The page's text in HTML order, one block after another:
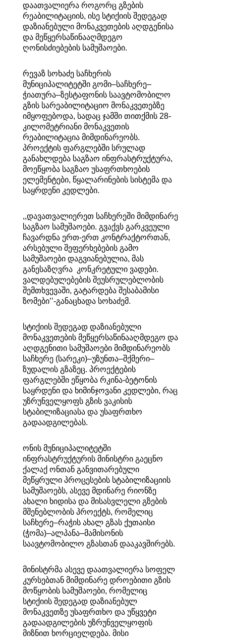
დაათვალიერა როგორც გზების
რეაბილიტაციის, ისე სტიქიის შედეგად
დაზიანებული მონაკვეთების აღდგენისა
და მეწყერსაწინააღმდეგო
ღონისძიებების სამუშაოები.
რევაზ სოხაძე საჩხერის
მუნიციპალიტეტში გომი–საჩხერე–
ჭიათურა–ზესტაფონის საავტომობილო
გზის სარეაბილიტაციო მონაკვეთებზე
იმყოფებოდა, სადაც ჯამში თითქმის 28-
კილომეტრიანი მონაკვეთის
რეაბილიტაცია მიმდინარეობს.
პროექტის ფარგლებში სრულად
განახლდება საგზაო ინფრასტრუქტურა,
მოეწყობა საგზაო უსაფრთხოების
ელემენტები, წყალარინების სისტემა და
საყრდენი კედლები.
,,დავათვალიერეთ საჩხერეში მიმდინარე
საგზაო სამუშაოები. გვაქვს გარკვეული
ჩავარდნა ერთ-ერთ კონტრაქტორთან,
არსებული შეფერხებების გამო
სამუშაოები დაგვიანებულია, მას
განესაზღვრა კონკრეტული ვადები.
ვალდებულებების შეუსრულებლობის
შემთხვევაში, გატარდება შესაბამისი
ზომები’’-განაცხადა სოხაძემ.
სტიქიის შედეგად დაზიანებული
მონაკვეთების მეწყერსაწინააღმდეგო და
აღდგენითი სამუშაოები მიმდინარეობს
საჩხერე (სარეკი)–უზუნთა–შქმერი–
ზუდალის გზაზეც. პროექტების
ფარგლებში ეწყობა რკინა-ბეტონის
საყრდენი და ხიმინჯოვანი კედლები, რაც
უზრუნველყოფს გზის ვაკისის
სტაბილიზაციასა და უსაფრთხო
გადაადგილებას.
ონის მუნიციპალიტეტში
ინფრასტრუქტურის მინისტრი გაეცნო
ქალაქ ონთან განვითარებული
მეწყრული პროცესების სტაბილიზაციის
სამუშაოებს, ასევე მდინარე რიონზე
ახალი ხიდისა და მისასვლელი გზების
მშენებლობის პროექტს, რომელიც
საჩხერე–რაჭის ახალ გზას ქუთაისი
(ჭომა)–ალპანა–მამისონის
საავტომობილო გზასთან დააკავშირებს.
მინისტრმა ასევე დაათვალიერა სოფელ
კურსებთან მიმდინარე დროებითი გზის
მოწყობის სამუშაოები, რომელიც
სტიქიის შედეგად დაზიანებულ
მონაკვეთზე უსაფრთხო და უწყვეტი
გადაადგილების უზრუნველყოფის
მიზნით ხორციელდება. მისი